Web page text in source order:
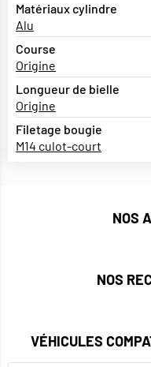
Matériaux cylindre
Alu
Course
Origine
Longueur de bielle
Origine
Filetage bougie
M14 culot-court
NOS
NOS
VÉHICULES